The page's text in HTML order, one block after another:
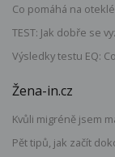
Co pomáhá na
TEST: Jak dobře se
Výsledky testu EQ:
Žena-in.cz
Kvůli migréně jsem
Pět tipů, jak začít